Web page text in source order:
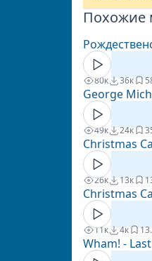
Похожие
80к 36к 5
George
49к 24к 3
Christmas
26к 13к 1
Christmas
11к 4к 1
Wham! -